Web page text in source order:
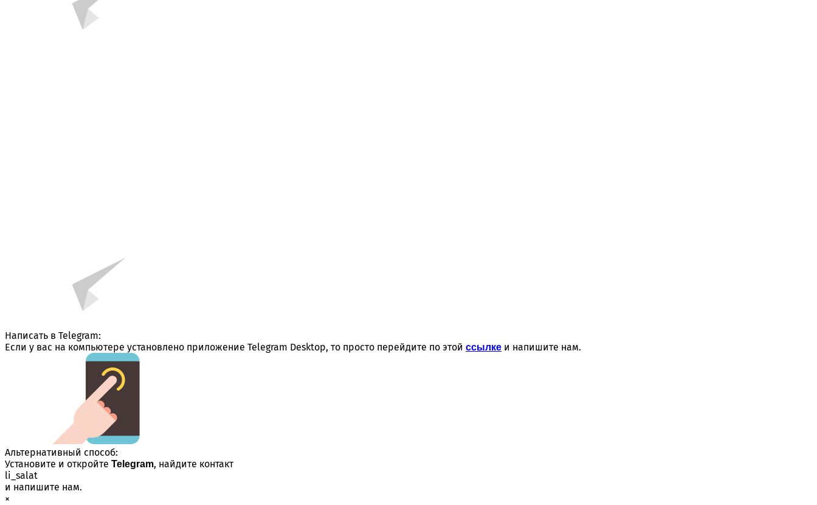
Написать в Telegram:
Если у вас на компьютере установлено приложение Telegram Desktop, то просто перейдите по этой ссылке и напишите нам.
Альтернативный способ:
Установите и откройте Telegram, найдите контакт
li_salat
и напишите нам.
×